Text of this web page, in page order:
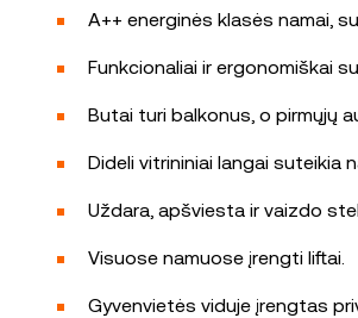
A++ energinės klasės namai,
Funkcionaliai ir ergonomiškai
Butai turi balkonus, o pirmųjų
Dideli vitrininiai langai suteikia
Uždara, apšviesta ir vaizdo
Visuose namuose įrengti liftai.
Gyvenvietės viduje įrengtas